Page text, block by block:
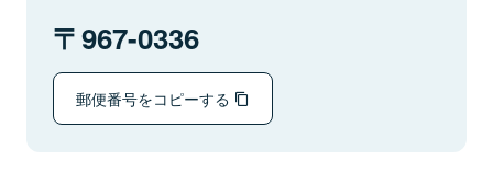
967-0336
郵便番号をコピーする